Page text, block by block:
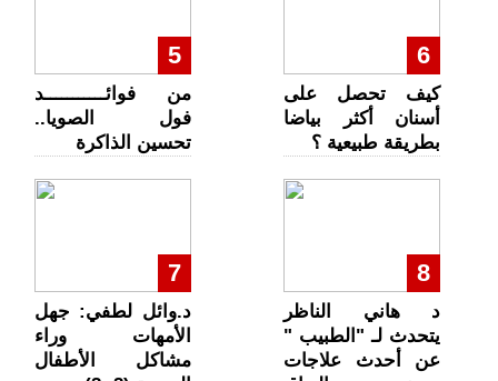
5
من فوائـــــــــــد
فول الصويا..
تحسين الذاكرة
6
كيف تحصل على
أسنان أكثر بياضا
بطريقة طبيعية ؟
7
د.وائل لطفي: جهل
الأمهات وراء
مشاكل الأطفال
8
د هاني الناظر
يتحدث لـ "الطبيب "
عن أحدث علاجات